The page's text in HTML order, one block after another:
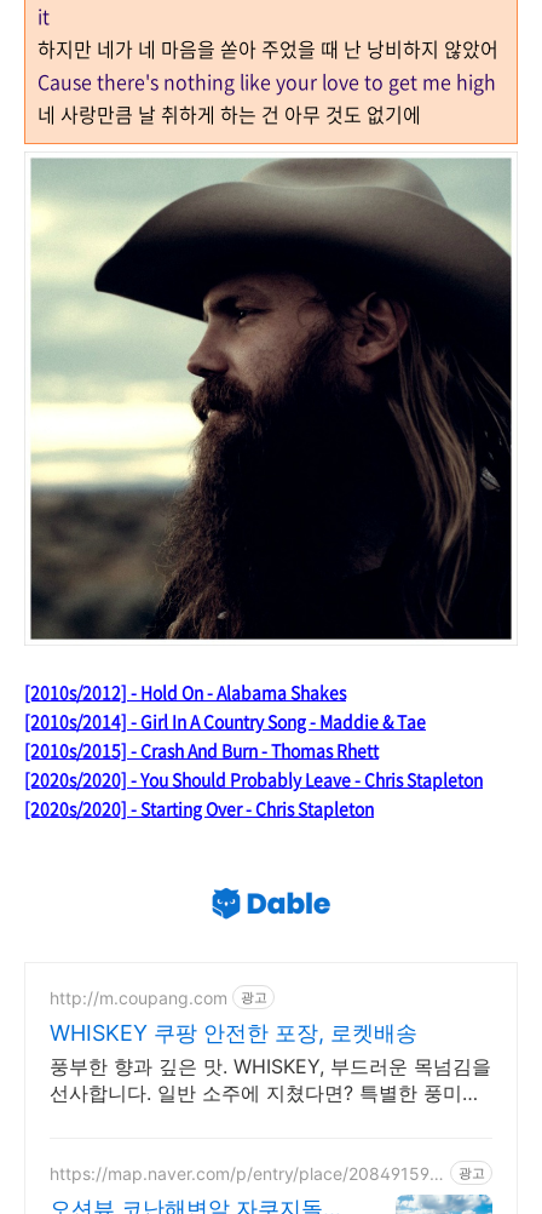
it
하지만 네가 네 마음을 쏟아 주었을 때 난 낭비하지 않았어
Cause there's nothing like your love to get me high
네 사랑만큼 날 취하게 하는 건 아무 것도 없기에
[2010s/2012] - Hold On - Alabama Shakes
[2010s/2014] - Girl In A Country Song - Maddie & Tae
[2010s/2015] - Crash And Burn - Thomas Rhett
[2020s/2020] - You Should Probably Leave - Chris Stapleton
[2020s/2020] - Starting Over - Chris Stapleton
http://m.coupang.com 광고
WHISKEY 쿠팡 안전한 포장, 로켓배송
풍부한 향과 깊은 맛. WHISKEY, 부드러운 목넘김을
선사합니다. 일반 소주에 지쳤다면? 특별한 풍미의
https://map.naver.com/p/entry/place/208491597
광고
오션뷰 코난해변앞 자쿠지돌집